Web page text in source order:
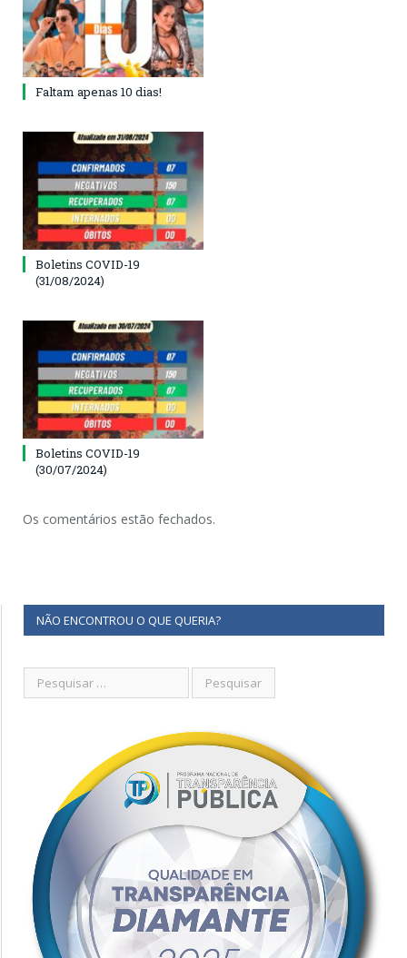
Faltam apenas 10 dias!
Boletins COVID-19
(31/08/2024)
Boletins COVID-19
(30/07/2024)
Os comentários estão fechados.
NÃO ENCONTROU O QUE QUERIA?